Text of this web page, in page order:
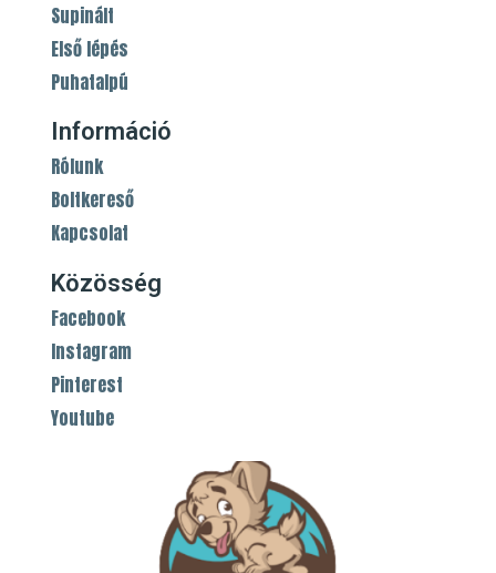
Supinált
Első lépés
Puhatalpú
Információ
Rólunk
Boltkereső
Kapcsolat
Közösség
Facebook
Instagram
Pinterest
Youtube